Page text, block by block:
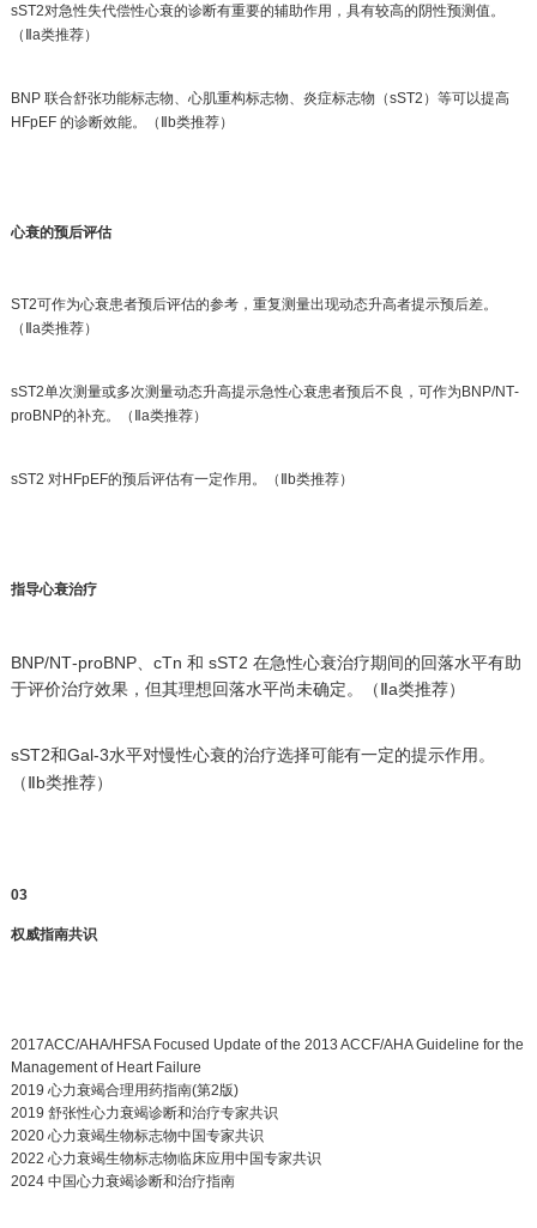
sST2对急性失代偿性心衰的诊断有重要的辅助作用，具有较高的阴性预测值。
（Ⅱa类推荐）
BNP 联合舒张功能标志物、心肌重构标志物、炎症标志物（sST2）等可以提高
HFpEF 的诊断效能。（Ⅱb类推荐）
心衰的预后评估
ST2可作为心衰患者预后评估的参考，重复测量出现动态升高者提示预后差。
（Ⅱa类推荐）
sST2单次测量或多次测量动态升高提示急性心衰患者预后不良，可作为BNP/NT‐
proBNP的补充。（Ⅱa类推荐）
sST2 对HFpEF的预后评估有一定作用。（Ⅱb类推荐）
指导心衰治疗
BNP/NT‐proBNP、cTn 和 sST2 在急性心衰治疗期间的回落水平有助
于评价治疗效果，但其理想回落水平尚未确定。（Ⅱa类推荐）
sST2和Gal‐3水平对慢性心衰的治疗选择可能有一定的提示作用。
（Ⅱb类推荐）
03
权威指南共识
2017ACC/AHA/HFSA Focused Update of the 2013 ACCF/AHA Guideline for the
Management of Heart Failure
2019 心力衰竭合理用药指南(第2版)
2019 舒张性心力衰竭诊断和治疗专家共识
2020 心力衰竭生物标志物中国专家共识
2022 心力衰竭生物标志物临床应用中国专家共识
2024 中国心力衰竭诊断和治疗指南